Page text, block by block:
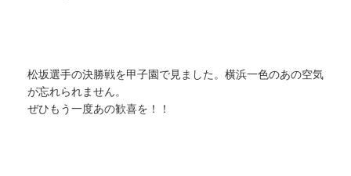
松坂選手の決勝戦を甲子園で見ました。横浜一色のあの空気
が忘れられません。
ぜひもう一度あの歓喜を！！